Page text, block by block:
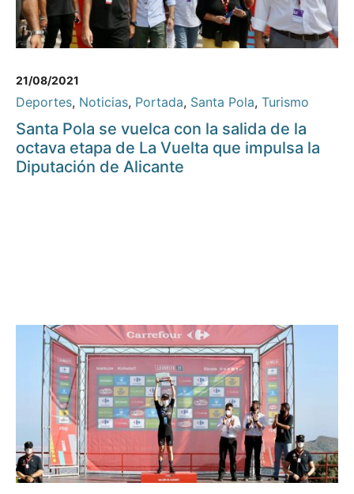
21/08/2021
Deportes, Noticias, Portada, Santa Pola, Turismo
Santa Pola se vuelca con la salida de la
octava etapa de La Vuelta que impulsa la
Diputación de Alicante